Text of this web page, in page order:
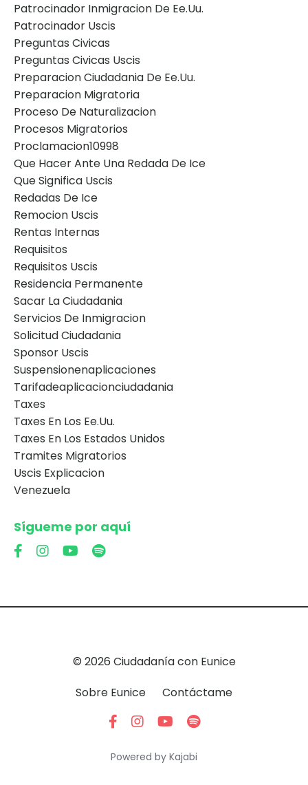
Patrocinador Inmigracion De Ee.uu.
Patrocinador Uscis
Preguntas Civicas
Preguntas Civicas Uscis
Preparacion Ciudadania De Ee.uu.
Preparacion Migratoria
Proceso De Naturalizacion
Procesos Migratorios
Proclamacion10998
Que Hacer Ante Una Redada De Ice
Que Significa Uscis
Redadas De Ice
Remocion Uscis
Rentas Internas
Requisitos
Requisitos Uscis
Residencia Permanente
Sacar La Ciudadania
Servicios De Inmigracion
Solicitud Ciudadania
Sponsor Uscis
Suspensionenaplicaciones
Tarifadeaplicacionciudadania
Taxes
Taxes En Los Ee.uu.
Taxes En Los Estados Unidos
Tramites Migratorios
Uscis Explicacion
Venezuela
Sígueme por aquí
© 2026 Ciudadanía con Eunice
Sobre Eunice
Contáctame
Powered by Kajabi